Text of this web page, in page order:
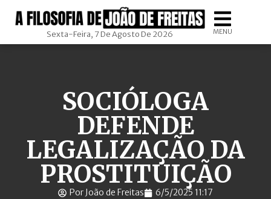
Sexta-Feira, 7 De Agosto De 2026 MENU
SOCIÓLOGA
DEFENDE
LEGALIZAÇÃO DA
PROSTITUIÇÃO
Por João de Freitas 6/5/2025 11:17